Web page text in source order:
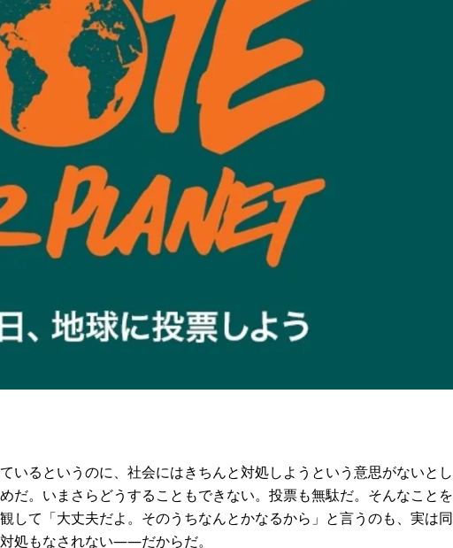
いるというのに、社会にはきちんと対処しようという意思がないとし
だ。いまさらどうすることもできない。投票も無駄だ。そんなことを
して「大丈夫だよ。そのうちなんとかなるから」と言うのも、実は同
処もなされない――だからだ。